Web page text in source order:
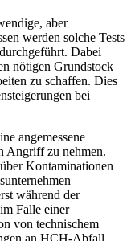
aber
werden solche Tests
Dabei
nötigen Grundstock
zu schaffen. Dies
bei
angemessene
Angriff zu nehmen.
Kontaminationen
während der
Falle einer
von technischem
an HCH-Abfall